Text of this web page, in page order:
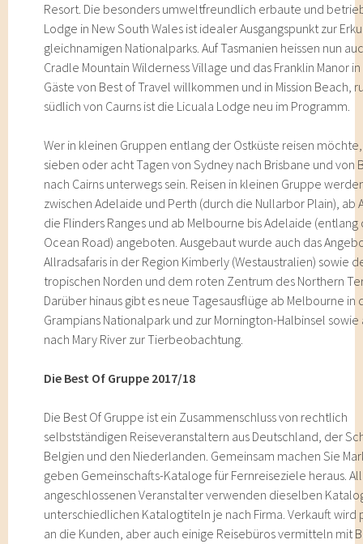
Resort. Die besonders umweltfreundlich erbaute und
Lodge in New South Wales ist idealer Ausgangspunkt zur
gleichnamigen Nationalparks. Auf Tasmanien heissen nun
Cradle Mountain Wilderness Village und das Franklin Manor
Gäste von Best of Travel willkommen und in Mission Beach,
südlich von Caurns ist die Licuala Lodge neu im Programm.
Wer in kleinen Gruppen entlang der Ostküste reisen
sieben oder acht Tagen von Sydney nach Brisbane und von
nach Cairns unterwegs sein. Reisen in kleinen Gruppe
zwischen Adelaide und Perth (durch die Nullarbor Plain), ab
die Flinders Ranges und ab Melbourne bis Adelaide (entlang
Ocean Road) angeboten. Ausgebaut wurde auch das
Allradsafaris in der Region Kimberly (Westaustralien) sowie
tropischen Norden und dem roten Zentrum des Northern
Darüber hinaus gibt es neue Tagesausflüge ab Melbourne in
Grampians Nationalpark und zur Mornington-Halbinsel sowie
nach Mary River zur Tierbeobachtung.
Die Best Of Gruppe 2017/18
Die Best Of Gruppe ist ein Zusammenschluss von rechtlich
selbstständigen Reiseveranstaltern aus Deutschland, der
Belgien und den Niederlanden. Gemeinsam machen Sie
geben Gemeinschafts-Kataloge für Fernreiseziele heraus.
angeschlossenen Veranstalter verwenden dieselben
unterschiedlichen Katalogtiteln je nach Firma. Verkauft wird
an die Kunden, aber auch einige Reisebüros vermitteln mit